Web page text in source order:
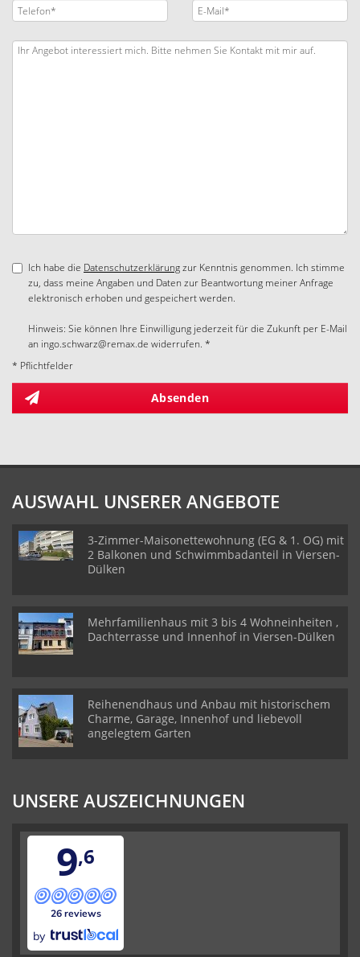
Ich habe die Datenschutzerklärungzur Kenntnis genommen. Ich stimme
zu, dass meine Angaben und Daten zur Beantwortung meiner Anfrage
elektronisch erhoben und gespeichert werden.
Hinweis: Sie können Ihre Einwilligung jederzeit für die Zukunft per E-Mail
an ingo.schwarz@remax.de widerrufen. *
* Pflichtfelder
Absenden
AUSWAHL UNSERER ANGEBOTE
3-Zimmer-Maisonettewohnung (EG & 1. OG) mit
2 Balkonen und Schwimmbadanteil in Viersen-
Dülken
Mehrfamilienhaus mit 3 bis 4 Wohneinheiten ,
Dachterrasse und Innenhof in Viersen-Dülken
Reihenendhaus und Anbau mit historischem
Charme, Garage, Innenhof und liebevoll
angelegtem Garten
UNSERE AUSZEICHNUNGEN
9,6
26 reviews
by